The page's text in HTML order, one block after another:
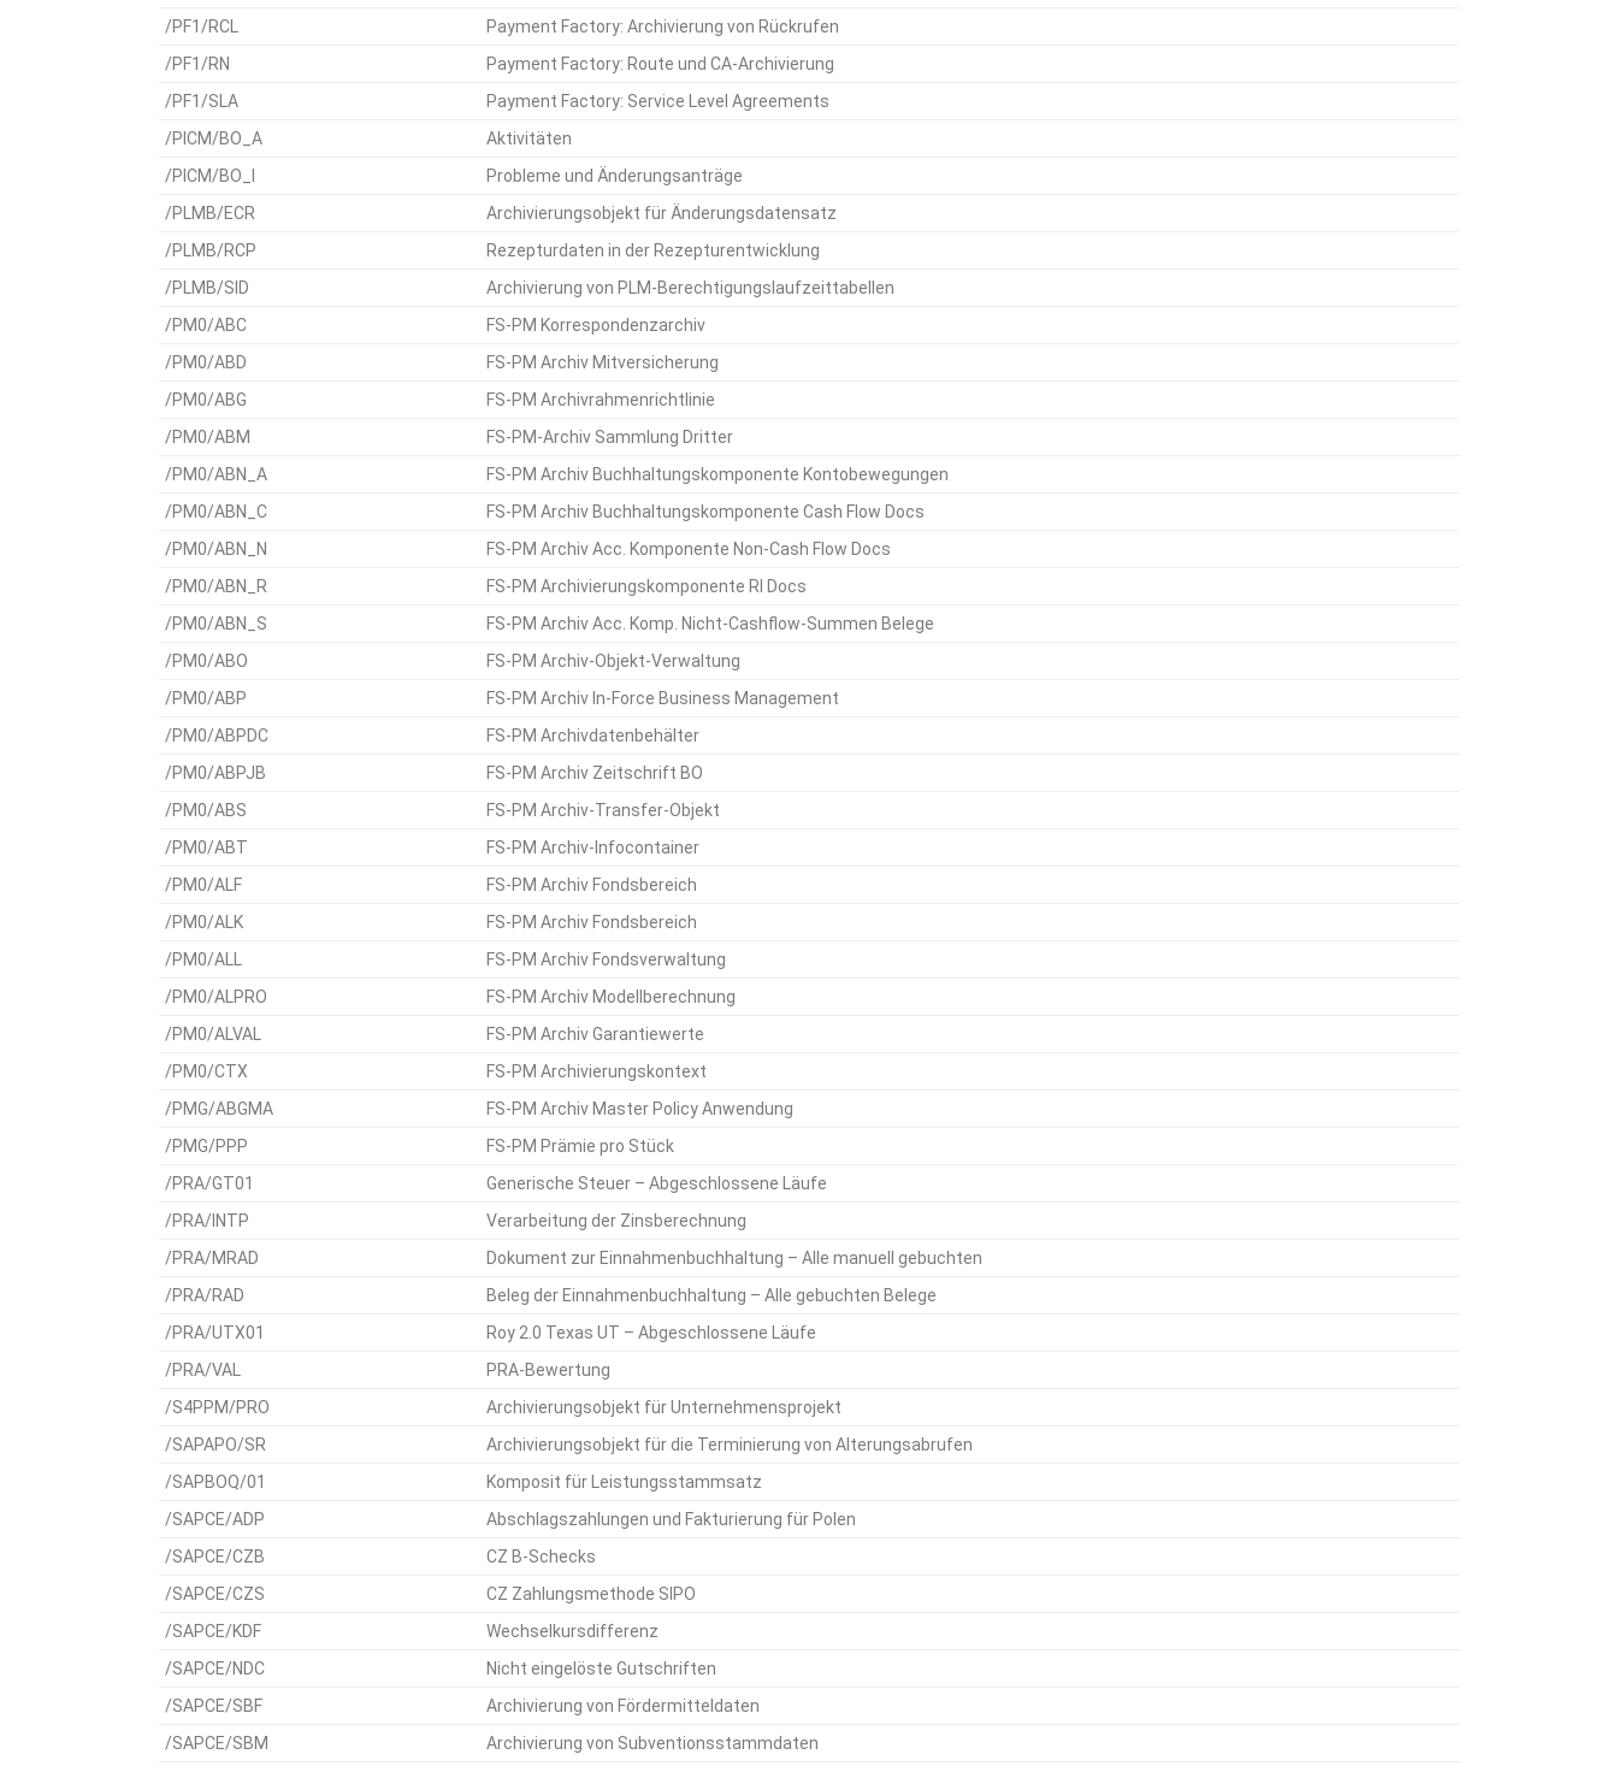
/PF1/RCL
Payment Factory: Archivierung von Rückrufen
/PF1/RN
Payment Factory: Route und CA-Archivierung
/PF1/SLA
Payment Factory: Service Level Agreements
/PICM/BO_A
Aktivitäten
/PICM/BO_I
Probleme und Änderungsanträge
/PLMB/ECR
Archivierungsobjekt für Änderungsdatensatz
/PLMB/RCP
Rezepturdaten in der Rezepturentwicklung
/PLMB/SID
Archivierung von PLM-Berechtigungslaufzeittabellen
/PM0/ABC
FS-PM Korrespondenzarchiv
/PM0/ABD
FS-PM Archiv Mitversicherung
/PM0/ABG
FS-PM Archivrahmenrichtlinie
/PM0/ABM
FS-PM-Archiv Sammlung Dritter
/PM0/ABN_A
FS-PM Archiv Buchhaltungskomponente Kontobewegungen
/PM0/ABN_C
FS-PM Archiv Buchhaltungskomponente Cash Flow Docs
/PM0/ABN_N
FS-PM Archiv Acc. Komponente Non-Cash Flow Docs
/PM0/ABN_R
FS-PM Archivierungskomponente RI Docs
/PM0/ABN_S
FS-PM Archiv Acc. Komp. Nicht-Cashflow-Summen Belege
/PM0/ABO
FS-PM Archiv-Objekt-Verwaltung
/PM0/ABP
FS-PM Archiv In-Force Business Management
/PM0/ABPDC
FS-PM Archivdatenbehälter
/PM0/ABPJB
FS-PM Archiv Zeitschrift BO
/PM0/ABS
FS-PM Archiv-Transfer-Objekt
/PM0/ABT
FS-PM Archiv-Infocontainer
/PM0/ALF
FS-PM Archiv Fondsbereich
/PM0/ALK
FS-PM Archiv Fondsbereich
/PM0/ALL
FS-PM Archiv Fondsverwaltung
/PM0/ALPRO
FS-PM Archiv Modellberechnung
/PM0/ALVAL
FS-PM Archiv Garantiewerte
/PM0/CTX
FS-PM Archivierungskontext
/PMG/ABGMA
FS-PM Archiv Master Policy Anwendung
/PMG/PPP
FS-PM Prämie pro Stück
/PRA/GT01
Generische Steuer – Abgeschlossene Läufe
/PRA/INTP
Verarbeitung der Zinsberechnung
/PRA/MRAD
Dokument zur Einnahmenbuchhaltung – Alle manuell gebuchten
/PRA/RAD
Beleg der Einnahmenbuchhaltung – Alle gebuchten Belege
/PRA/UTX01
Roy 2.0 Texas UT – Abgeschlossene Läufe
/PRA/VAL
PRA-Bewertung
/S4PPM/PRO
Archivierungsobjekt für Unternehmensprojekt
/SAPAPO/SR
Archivierungsobjekt für die Terminierung von Alterungsabrufen
/SAPBOQ/01
Komposit für Leistungsstammsatz
/SAPCE/ADP
Abschlagszahlungen und Fakturierung für Polen
/SAPCE/CZB
CZ B-Schecks
/SAPCE/CZS
CZ Zahlungsmethode SIPO
/SAPCE/KDF
Wechselkursdifferenz
/SAPCE/NDC
Nicht eingelöste Gutschriften
/SAPCE/SBF
Archivierung von Fördermitteldaten
/SAPCE/SBM
Archivierung von Subventionsstammdaten